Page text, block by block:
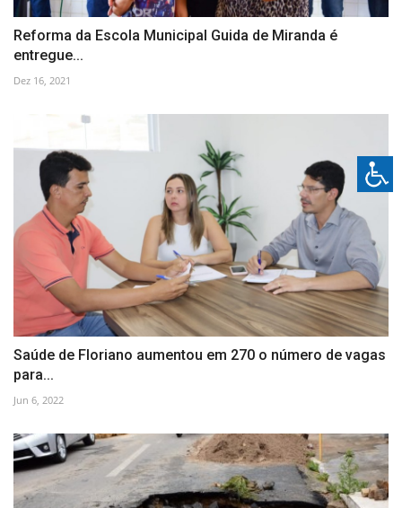
Reforma da Escola Municipal Guida de Miranda é
entregue...
Dez 16, 2021
Saúde de Floriano aumentou em 270 o número de vagas
para...
Jun 6, 2022